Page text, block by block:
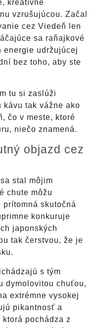
kreatívne
vzrušujúcou. Začal
cez Viedeň len
sa raňajkové
energie udržujúcej
bez toho, aby ste
tu si zaslúži
kávu tak vážne ako
čo v meste, ktoré
niečo znamená.
objazd cez
stal môjim
chute môžu
skutočná
konkuruje
japonských
tak čerstvou, že je
s tým
dymolovitou chuťou,
extrémne vysokej
pikantnosť a
pochádza z